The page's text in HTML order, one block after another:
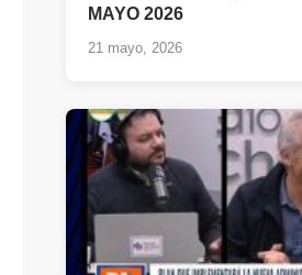
MAYO 2026
21 mayo, 2026